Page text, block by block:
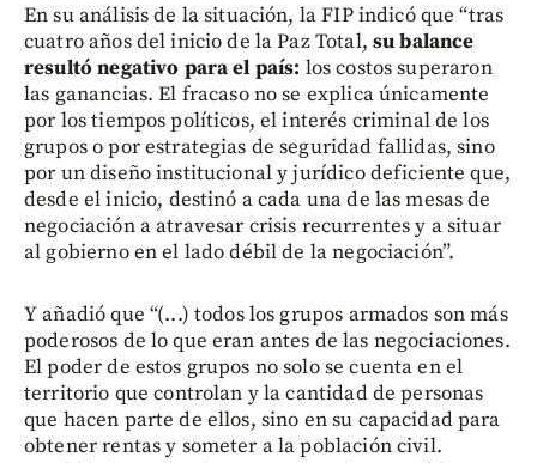
En su análisis de la situación, la FIP indicó que “tras
cuatro años del inicio de la Paz Total, su balance
resultó negativo para el país: los costos superaron
las ganancias. El fracaso no se explica únicamente
por los tiempos políticos, el interés criminal de los
grupos o por estrategias de seguridad fallidas, sino
por un diseño institucional y jurídico deficiente que,
desde el inicio, destinó a cada una de las mesas de
negociación a atravesar crisis recurrentes y a situar
al gobierno en el lado débil de la negociación”.
Y añadió que “(...) todos los grupos armados son más
poderosos de lo que eran antes de las negociaciones.
El poder de estos grupos no solo se cuenta en el
territorio que controlan y la cantidad de personas
que hacen parte de ellos, sino en su capacidad para
obtener rentas y someter a la población civil.